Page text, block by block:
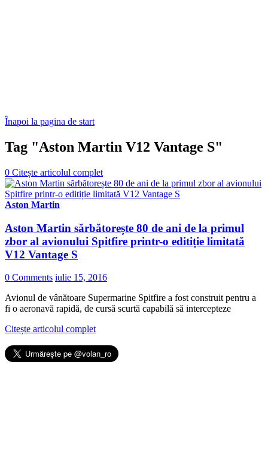
Înapoi la pagina de start
Tag "Aston Martin V12 Vantage S"
0 Citește articolul complet
Aston Martin
Aston Martin sărbătorește 80 de ani de la primul
zbor al avionului Spitfire printr-o editiție limitată
V12 Vantage S
0 Comments iulie 15, 2016
Avionul de vânătoare Supermarine Spitfire a fost construit pentru a
fi o aeronavă rapidă, de cursă scurtă capabilă să intercepteze
Citește articolul complet